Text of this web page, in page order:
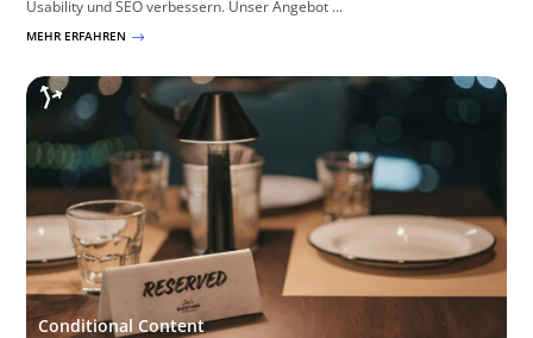
Usability und SEO verbessern. Unser Angebot ...
MEHR ERFAHREN $
Conditional Content